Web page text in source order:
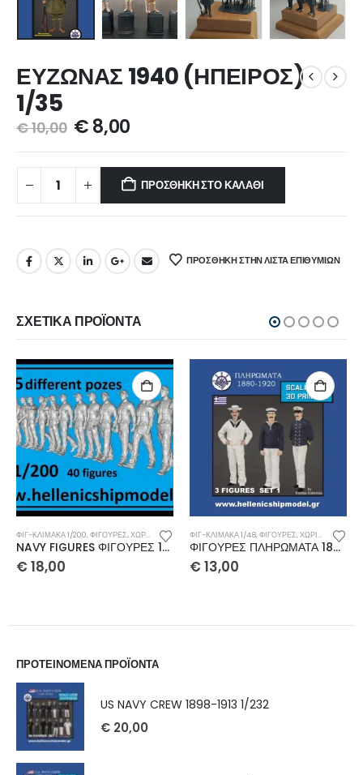
ΕΥΖΩΝΑΣ 1940 (ΗΠΕΙΡΟΣ)
1/35
€10,00 €8,00
ΠΡΟΣΘΉΚΗ ΣΤΟ ΚΑΛΆΘΙ
ΠΡΌΣΘΉΚΗ ΣΤΗΝ ΛΊΣΤΑ ΕΠΙΘΥΜΙΏΝ
ΣΧΕΤΙΚΆ ΠΡΟΪΌΝΤΑ
ΦΙΓ-ΚΛΊΜΑΚΑ 1/200,ΦΙΓΟΥΡΕΣ,ΧΩΡΊΣ ΚΑΤΗΓΟΡΊΑ
NAVY FIGURES ΦΙΓΟΥΡΕΣ 1/200
€ 18,00
ΦΙΓ-ΚΛΊΜΑΚΑ 1/48,ΦΙΓΟΥΡΕΣ,ΧΩΡΊΣ ΚΑΤΗΓΟΡΊΑ
ΦΙΓΟΥΡΕΣ ΠΛΗΡΩΜΑΤΑ 1880-1920 1/48
€ 13,00
ΠΡΟΤΕΙΝΟΜΕΝΑ ΠΡΟΪΟΝΤΑ
US NAVY CREW 1898-1913 1/232
€ 20,00